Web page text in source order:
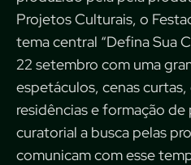
Projetos Culturais, o
tema central “Defina Sua
22 setembro com uma
espetáculos, cenas
residências e formação
curatorial a busca pelas
comunicam com esse